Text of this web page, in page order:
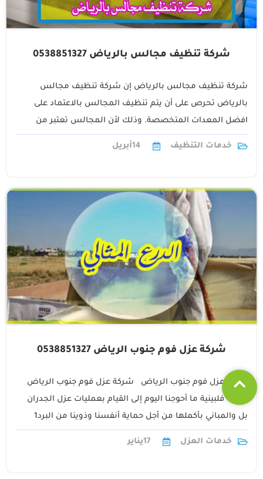
شركة تنظيف مجالس بالرياض 0538851327
شركة تنظيف مجالس بالرياض إن شركة تنظيف مجالس
بالرياض تحرص على أن يتم تنظيف المجالس بالاعتماد على
افضل المعدات المتخصصة. وذلك لأن المجالس تعتبر من
الأركان المهمة في المنزل والتي1
خدمات التنظيف
14أبريل
شركة عزل فوم جنوب الرياض 0538851327
شركة عزل فوم جنوب الرياض شركة عزل فوم جنوب الرياض
عمالة فلبينية ما أحوجنا اليوم إلى القيام بعمليات عزل الجدران
بل والمباني بأكملها من أجل حماية أنفسنا وذوينا من البرد1
خدمات العزل 17يناير